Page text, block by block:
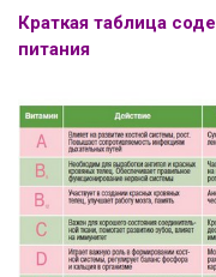
Краткая таблица
питания